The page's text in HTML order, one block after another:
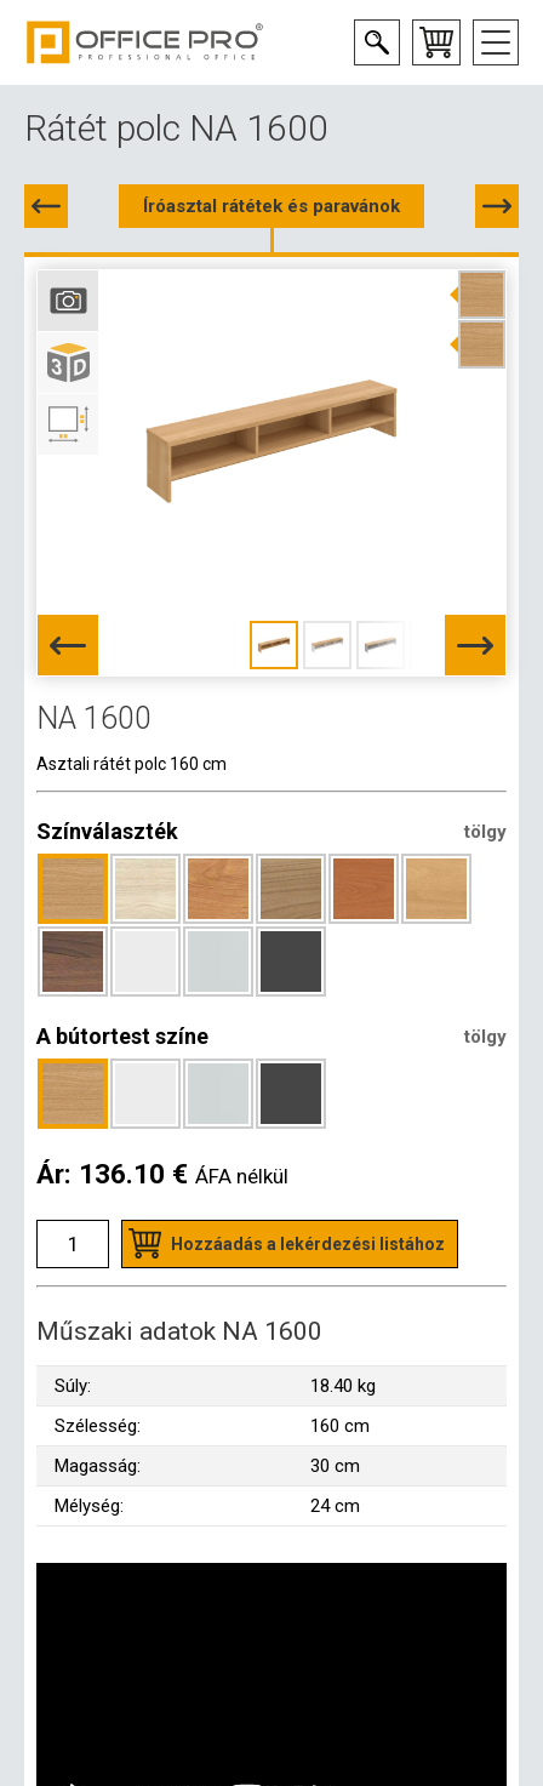
Rátét polc NA 1600
Íróasztal rátétek és paravánok
NA 1600
Asztali rátét polc 160 cm
Színválaszték tölgy
A bútortest színe tölgy
Ár: 136.10 € ÁFA nélkül
Hozzáadás a lekérdezési listához
Műszaki adatok NA 1600
Súly:
18.40 kg
Szélesség:
160 cm
Magasság:
30 cm
Mélység:
24 cm